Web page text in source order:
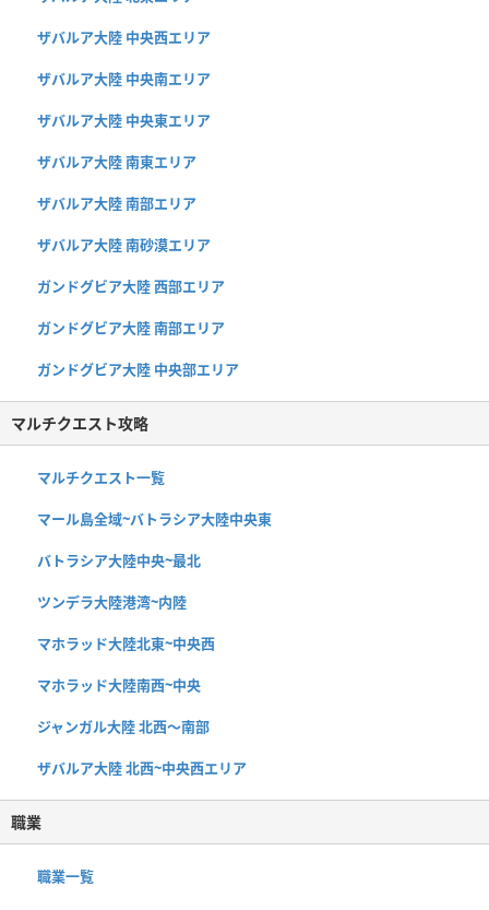
ザバルア大陸 中央西エリア
ザバルア大陸 中央南エリア
ザバルア大陸 中央東エリア
ザバルア大陸 南東エリア
ザバルア大陸 南部エリア
ザバルア大陸 南砂漠エリア
ガンドグビア大陸 西部エリア
ガンドグビア大陸 南部エリア
ガンドグビア大陸 中央部エリア
マルチクエスト攻略
マルチクエスト一覧
マール島全域~バトラシア大陸中央東
バトラシア大陸中央~最北
ツンデラ大陸港湾~内陸
マホラッド大陸北東~中央西
マホラッド大陸南西~中央
ジャンガル大陸 北西〜南部
ザバルア大陸 北西~中央西エリア
職業
職業一覧